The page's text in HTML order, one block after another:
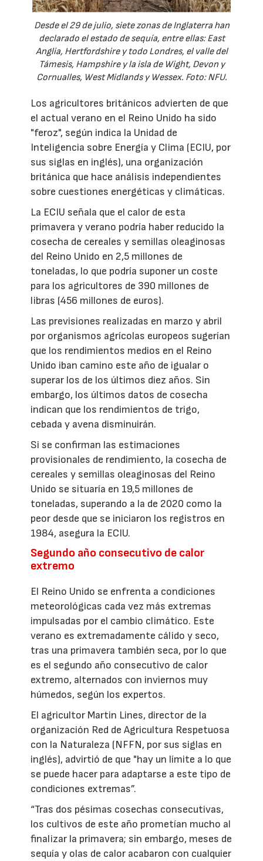
Desde el 29 de julio, siete zonas de Inglaterra han
declarado el estado de sequía, entre ellas: East
Anglia, Hertfordshire y todo Londres, el valle del
Támesis, Hampshire y la isla de Wight, Devon y
Cornualles, West Midlands y Wessex. Foto: NFU.
Los agricultores británicos advierten de que
el actual verano en el Reino Unido ha sido
"feroz", según indica la Unidad de
Inteligencia sobre Energía y Clima (ECIU, por
sus siglas en inglés), una organización
británica que hace análisis independientes
sobre cuestiones energéticas y climáticas.
La ECIU señala que el calor de esta
primavera y verano podría haber reducido la
cosecha de cereales y semillas oleaginosas
del Reino Unido en 2,5 millones de
toneladas, lo que podría suponer un coste
para los agricultores de 390 millones de
libras (456 millones de euros).
Las previsiones realizadas en marzo y abril
por organismos agrícolas europeos sugerían
que los rendimientos medios en el Reino
Unido iban camino este año de igualar o
superar los de los últimos diez años. Sin
embargo, los últimos datos de cosecha
indican que los rendimientos de trigo,
cebada y avena disminuirán.
Si se confirman las estimaciones
provisionales de rendimiento, la cosecha de
cereales y semillas oleaginosas del Reino
Unido se situaría en 19,5 millones de
toneladas, superando a la de 2020 como la
peor desde que se iniciaron los registros en
1984, asegura la ECIU.
Segundo año consecutivo de calor
extremo
El Reino Unido se enfrenta a condiciones
meteorológicas cada vez más extremas
impulsadas por el cambio climático. Este
verano es extremadamente cálido y seco,
tras una primavera también seca, por lo que
es el segundo año consecutivo de calor
extremo, alternados con inviernos muy
húmedos, según los expertos.
El agricultor Martin Lines, director de la
organización Red de Agricultura Respetuosa
con la Naturaleza (NFFN, por sus siglas en
inglés), advirtió de que "hay un límite a lo que
se puede hacer para adaptarse a este tipo de
condiciones extremas”.
“Tras dos pésimas cosechas consecutivas,
los cultivos de este año prometían mucho al
finalizar la primavera; sin embargo, meses de
sequía y olas de calor acabaron con cualquier